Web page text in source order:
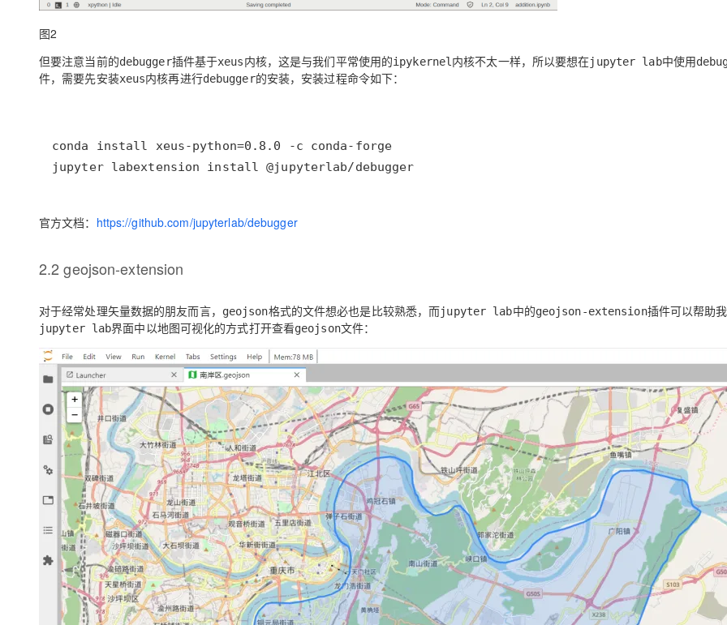
图2
但要注意当前的debugger插件基于xeus内核，这是与我们平常使用的ipykernel 内核不太一样，所以要想在jupyter lab中使用
件，需要先安装xeus内核再进行debugger的安装，安装过程命令如下：
jupyter labextension install @jupyterlab/debugger
官方文档： https://github.com/jupyterlab/debugger
2.2 geojson-extension
对于经常处理矢量数据的朋友而言， geojson格式的文件想必也是比较熟悉，而jupyter lab中的geojson-extension插件可以帮助
jupyter lab界面中以地图可视化的方式打开查看geojson文件：